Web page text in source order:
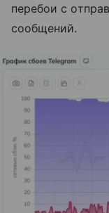
перебои с
сообщений.